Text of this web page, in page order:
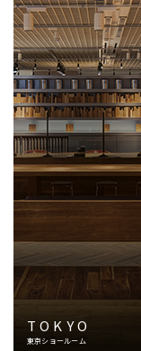
TOKYO
東京ショールーム